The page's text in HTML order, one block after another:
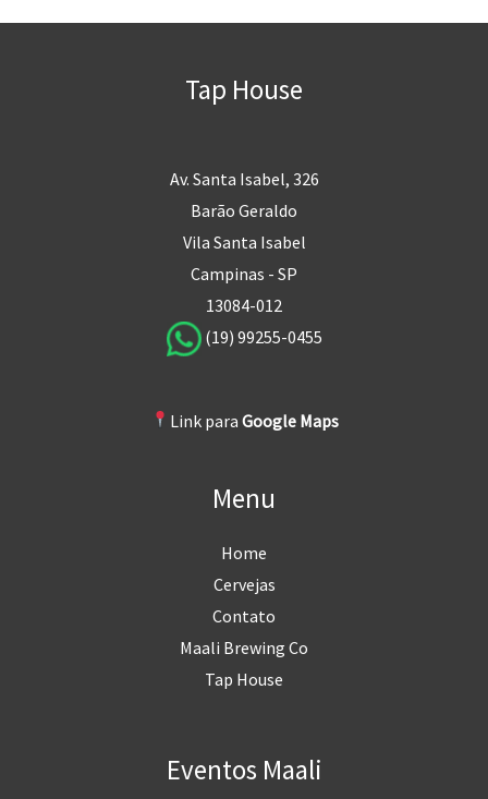
Tap House
Av. Santa Isabel, 326
Barão Geraldo
Vila Santa Isabel
Campinas - SP
13084-012
(19) 99255-0455
Link para Google Maps
Menu
Home
Cervejas
Contato
Maali Brewing Co
Tap House
Eventos Maali